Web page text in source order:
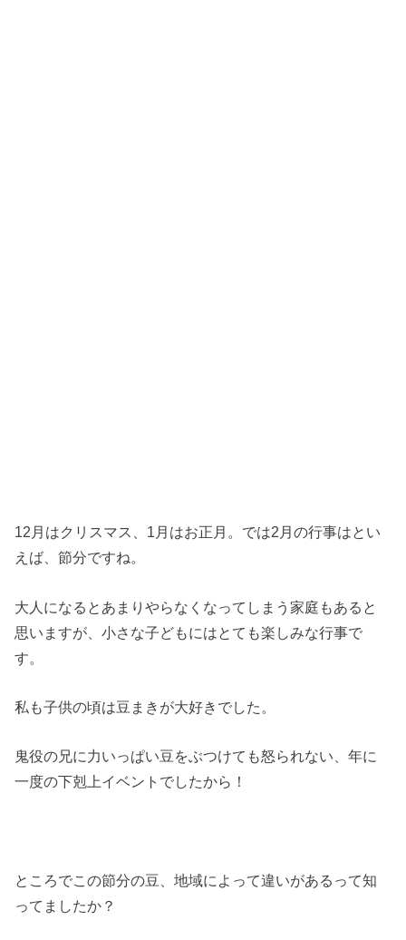
12月はクリスマス、1月はお正月。では2月の行事はとい
えば、節分ですね。
大人になるとあまりやらなくなってしまう家庭もあると
思いますが、小さな子どもにはとても楽しみな行事で
す。
私も子供の頃は豆まきが大好きでした。
鬼役の兄に力いっぱい豆をぶつけても怒られない、年に
一度の下剋上イベントでしたから！
ところでこの節分の豆、地域によって違いがあるって知
ってましたか？